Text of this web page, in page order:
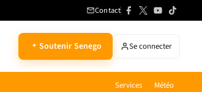
Contact
Soutenir Senego Se connecter
Services Météo